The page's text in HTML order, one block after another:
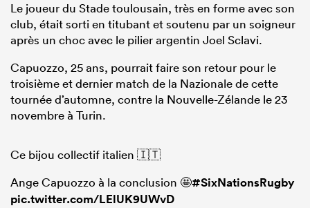
Le joueur du Stade toulousain, très en forme avec son
club, était sorti en titubant et soutenu par un soigneur
après un choc avec le pilier argentin Joel Sclavi.
Capuozzo, 25 ans, pourrait faire son retour pour le
troisième et dernier match de la Nazionale de cette
tournée d’automne, contre la Nouvelle-Zélande le 23
novembre à Turin.
Ce bijou collectif italien 🇮🇹
Ange Capuozzo à la conclusion 🤩#SixNationsRugby
pic.twitter.com/LElUK9UWvD